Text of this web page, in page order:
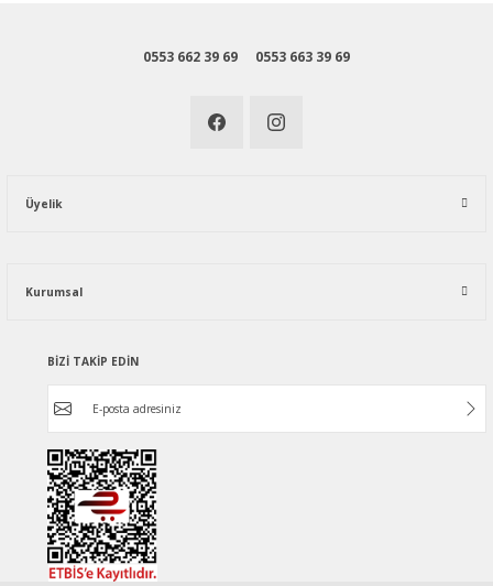
0553 662 39 69 0553 663 39 69
Üyelik
Kurumsal
BİZİ TAKİP EDİN